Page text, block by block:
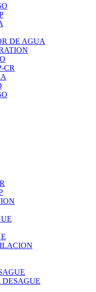
DE AGUA
CR